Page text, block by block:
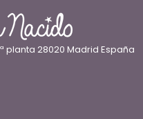
planta 28020 Madrid España